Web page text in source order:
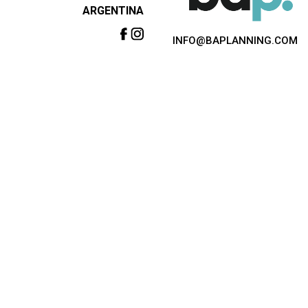
ARGENTINA
INFO@BAPLANNING.COM